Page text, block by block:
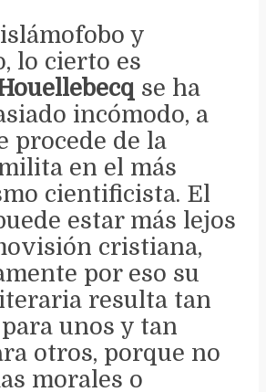
y
lo cierto es
se ha
incómodo, a
procede de la
en el más
cientificista. El
estar más lejos
cristiana,
por eso su
resulta tan
unos y tan
otros, porque no
morales o